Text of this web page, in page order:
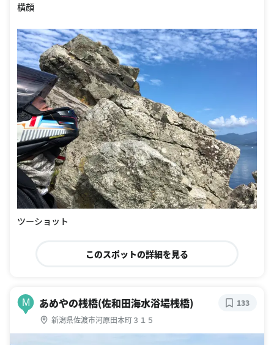
横顔
ツーショット
このスポットの詳細を見る
M あめやの桟橋(佐和田海水浴場桟橋)
新潟県佐渡市河原田本町３１５
133